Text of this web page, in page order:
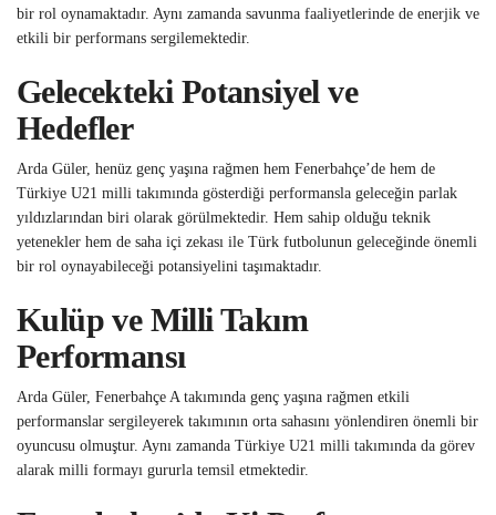
bir rol oynamaktadır. Aynı zamanda savunma faaliyetlerinde de enerjik ve
etkili bir performans sergilemektedir.
Gelecekteki Potansiyel ve
Hedefler
Arda Güler, henüz genç yaşına rağmen hem Fenerbahçe’de hem de
Türkiye U21 milli takımında gösterdiği performansla geleceğin parlak
yıldızlarından biri olarak görülmektedir. Hem sahip olduğu teknik
yetenekler hem de saha içi zekası ile Türk futbolunun geleceğinde önemli
bir rol oynayabileceği potansiyelini taşımaktadır.
Kulüp ve Milli Takım
Performansı
Arda Güler, Fenerbahçe A takımında genç yaşına rağmen etkili
performanslar sergileyerek takımının orta sahasını yönlendiren önemli bir
oyuncusu olmuştur. Aynı zamanda Türkiye U21 milli takımında da görev
alarak milli formayı gururla temsil etmektedir.